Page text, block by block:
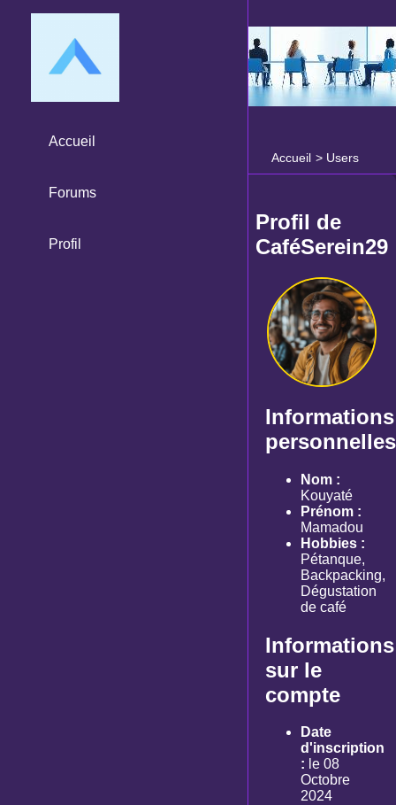
Accueil > Users
Accueil
Forums
Profil
Profil de
CaféSerein29
Informations
personnelles
Nom :
Kouyaté
Prénom :
Mamadou
Hobbies :
Pétanque,
Backpacking,
Dégustation
de café
Informations
sur le
compte
Date
d'inscription
: le 08
Octobre
2024